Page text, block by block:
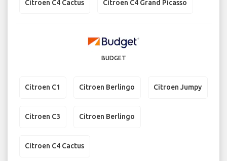
Citroen C4 Cactus Citroen C4 Grand Picasso
BUDGET
Citroen C1 Citroen Berlingo Citroen Jumpy
Citroen C3 Citroen Berlingo
Citroen C4 Cactus